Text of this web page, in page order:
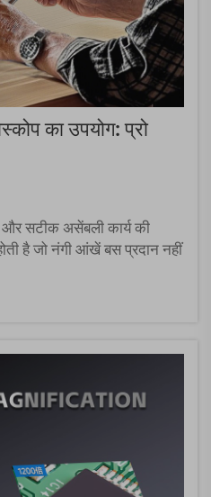
का उपयोग: प्रो
सटीक असेंबली कार्य की
है जो नंगी आंखें बस प्रदान नहीं
शौकीन दोनों ने पाया है कि
को शामिल करने से